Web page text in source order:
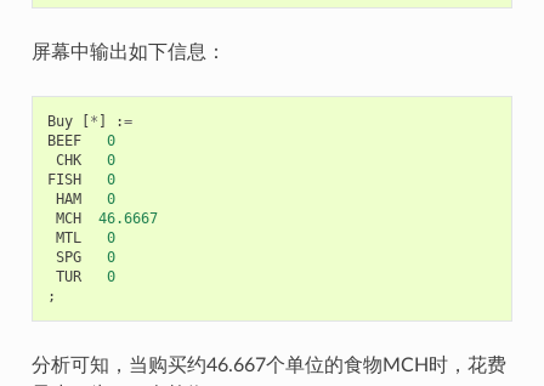
屏幕中输出如下信息：
Buy * :=
BEEF
0
CHK
0
FISH
0
HAM
0
MCH
46.6667
MTL
0
SPG
0
TUR
0
;
分析可知，当购买约46.667个单位的食物MCH时，花费